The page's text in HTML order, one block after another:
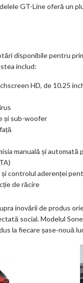
GT-Line oferă un
disponibile pentru
includ:
HD, de 10.25
și sub-woofer
manuală și
controlul aderenței
de răcire
inovării de produs
social. Modelul
la fiecare șase-nouă